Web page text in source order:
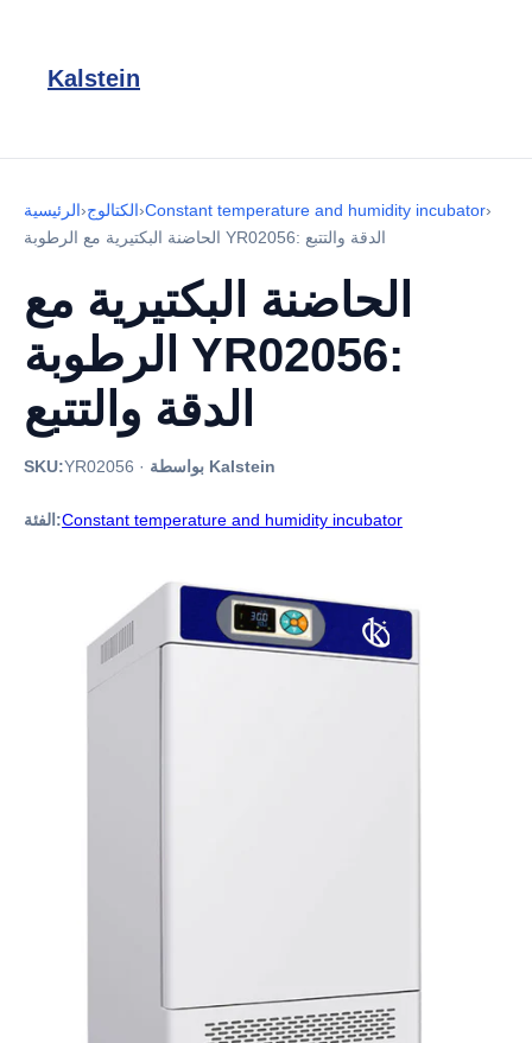
Kalstein
الرئيسية›الكتالوج›Constant temperature and humidity incubator›
الحاضنة البكتيرية مع الرطوبة YR02056: الدقة والتتبع
الحاضنة البكتيرية مع
الرطوبة YR02056:
الدقة والتتبع
SKU:YR02056 · بواسطة Kalstein
الفئة:Constant temperature and humidity incubator